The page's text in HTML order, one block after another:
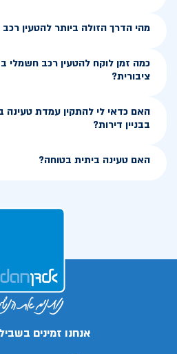
מהי הדרך הזולה ביותר להטעין
כמה זמן לוקח להטעין רכב חשמלי
ציבורית?
האם כדאי לי להתקין עמדת טעינה
בבניין דירות?
האם טעינה ביתית בטוחה?
אנחנו זמינים